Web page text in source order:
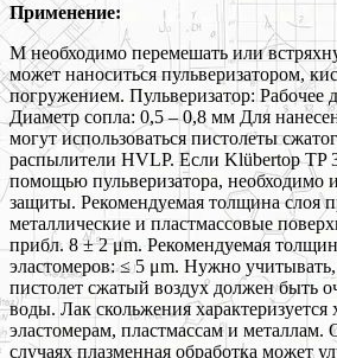
Применение:
М необходимо перемешать или
может наноситься пульверизатором,
погружением. Пульверизатор: Рабочее
Диаметр сопла: 0,5 – 0,8 мм Для
могут использоваться пистолеты
распылители HVLP. Если Klübertop TP
помощью пульверизатора, необходимо
защиты. Рекомендуемая толщина слоя
металлические и пластмассовые
прибл. 8 ± 2 μm. Рекомендуемая
эластомеров: ≤ 5 μm. Нужно
пистолет сжатый воздух должен быть
воды. Лак скольжения характеризуется
эластомерам, пластмассам и металлам.
случаях плазменная обработка может